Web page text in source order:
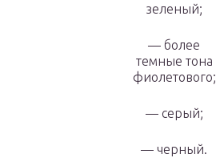
зеленый;
— более
темные тона
фиолетового;
— серый;
— черный.